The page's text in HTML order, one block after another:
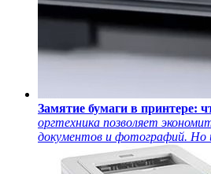
Замятие бумаги в принтере:
оргтехника позволяет
документов и фотографий. Но